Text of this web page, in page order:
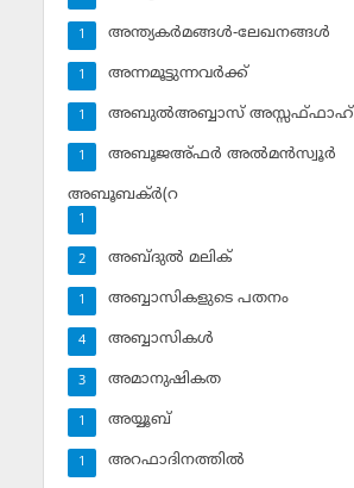
അന്ത്യകര്‍മങ്ങള്‍-ലേഖനങ്ങള്‍
1
അന്നമൂട്ടുന്നവര്‍ക്ക്
1
അബുല്‍അബ്ബാസ് അസ്സഫ്ഫാഹ്‌
1
അബൂജഅ്ഫര്‍ അല്‍മന്‍സ്വൂര്‍
1
അബൂബക്ര്‍(റ
1
അബ്ദുല്‍ മലിക്‌
2
അബ്ബാസികളുടെ പതനം
1
അബ്ബാസികള്‍
4
അമാനുഷികത
3
അയ്യൂബ്‌
1
അറഫാദിനത്തില്‍
1